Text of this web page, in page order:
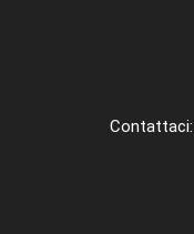
Contattaci: